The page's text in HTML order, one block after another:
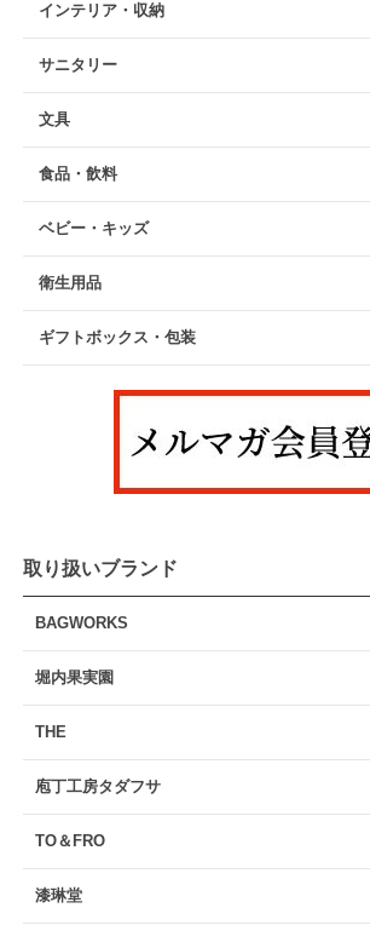
インテリア・収納
サニタリー
文具
食品・飲料
ベビー・キッズ
衛生用品
ギフトボックス・包装
取り扱いブランド
BAGWORKS
堀内果実園
THE
庖丁工房タダフサ
TO＆FRO
漆琳堂